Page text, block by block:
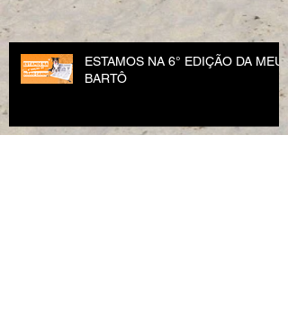
ESTAMOS NA 6° EDIÇÃO DA MEU
BARTÔ